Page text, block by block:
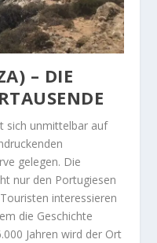
– DIE
sich unmittelbar auf
gelegen. Die
nur den Portugiesen
interessieren
die Geschichte
Jahren wird der Ort